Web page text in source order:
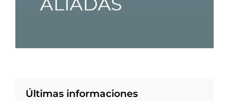
Últimas informaciones